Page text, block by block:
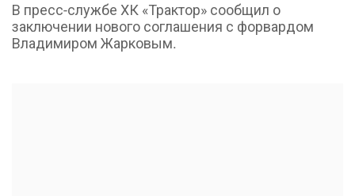
В пресс-службе ХК «Трактор» сообщил о
заключении нового соглашения с форвардом
Владимиром Жарковым.